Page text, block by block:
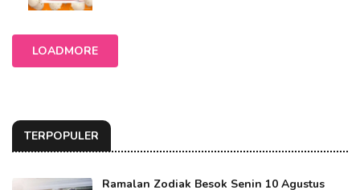
LOADMORE
TERPOPULER
Ramalan Zodiak Besok Senin 10 Agustus